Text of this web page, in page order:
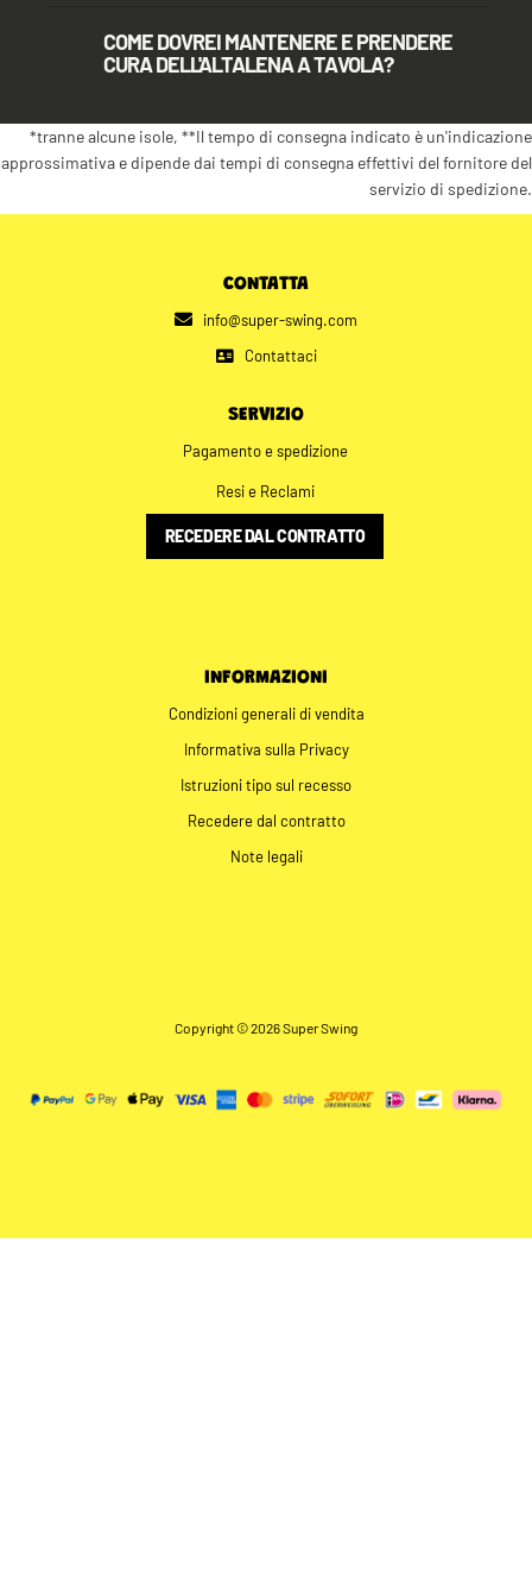
COME DOVREI MANTENERE E PRENDERE
CURA DELL'ALTALENA A TAVOLA?
*tranne alcune isole, **Il tempo di consegna indicato è un'indicazione
approssimativa e dipende dai tempi di consegna effettivi del fornitore del
servizio di spedizione.
CONTATTA
info@super-swing.com
Contattaci
SERVIZIO
Pagamento e spedizione
Resi e Reclami
RECEDERE DAL CONTRATTO
INFORMAZIONI
Condizioni generali di vendita
Informativa sulla Privacy
Istruzioni tipo sul recesso
Recedere dal contratto
Note legali
Copyright © 2026 Super Swing